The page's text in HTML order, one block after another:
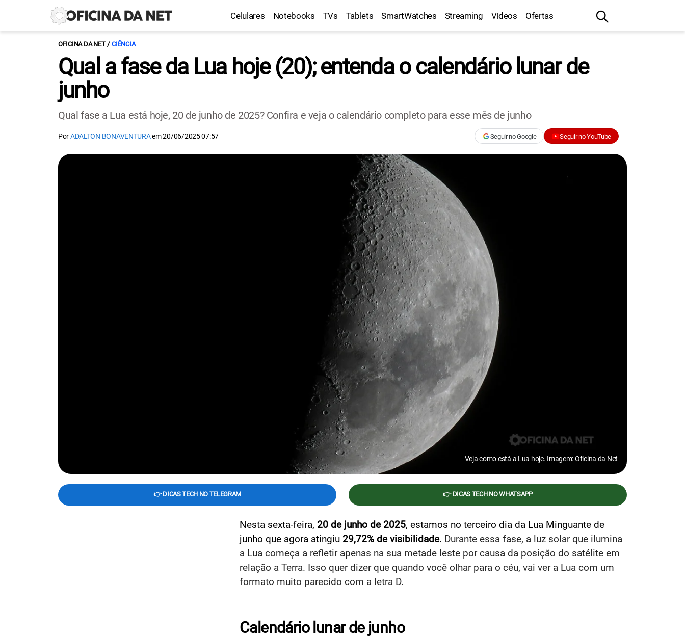
Celulares Notebooks TVs Tablets SmartWatches Streaming Vídeos Ofertas
OFICINA DA NET CIÊNCIA
Qual a fase da Lua hoje (20); entenda o calendário lunar de
junho
Qual fase a Lua está hoje, 20 de junho de 2025? Confira e veja o calendário completo para esse mês de junho
PorADALTON BONAVENTURAem20/06/2025 07:57 Seguir no Google Seguir no YouTube
Veja como está a Lua hoje. Imagem: Oficina da Net
👉 DICAS TECH NO TELEGRAM 👉 DICAS TECH NO WHATSAPP
Nesta sexta-feira, 20 de junho de 2025, estamos no terceiro dia da Lua Minguante de
junho que agora atingiu 29,72% de visibilidade. Durante essa fase, a luz solar que ilumina
a Lua começa a refletir apenas na sua metade leste por causa da posição do satélite em
relação a Terra. Isso quer dizer que quando você olhar para o céu, vai ver a Lua com um
formato muito parecido com a letra D.
Calendário lunar de junho